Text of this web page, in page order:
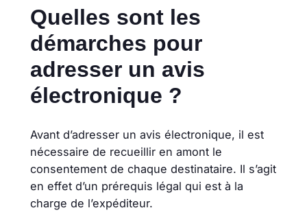
Quelles sont les
démarches pour
adresser un avis
électronique ?
Avant d’adresser un avis électronique, il est
nécessaire de recueillir en amont le
consentement de chaque destinataire. Il s’agit
en effet d’un prérequis légal qui est à la
charge de l’expéditeur.